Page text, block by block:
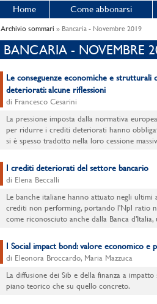
Home Come abbonarsi
Archivio sommari » Bancaria - Novembre 2019
BANCARIA - NOVEMBRE
Le conseguenze economiche e strutturali
deteriorati: alcune riflessioni
di Francesco Cesarini
La pressione imposta dalla normativa
per ridurre i crediti deteriorati hanno
si è spesso tradotto nella loro cessione
I crediti deteriorati del settore bancario
di Elena Beccalli
Le banche italiane hanno attuato negli
crediti non performing, portando l'Npl ratio
come riconosciuto anche dalla Banca
I Social impact bond: valore economico e
di Eleonora Broccardo, Maria Mazzuca
La diffusione dei Sib e della finanza a
piano teorico che su quello concreto.